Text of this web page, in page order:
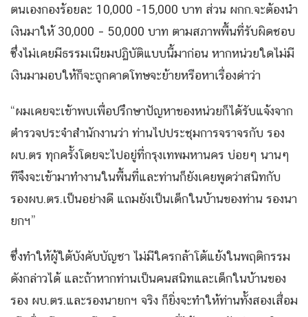
ตนเองกองร้อยละ 10,000 -15,000 บาท ส่วน ผกก.จะต้องนำ
เงินมาให้ 30,000 – 50,000 บาท ตามสภาพพื้นที่รับผิดชอบ
ซึ่งไม่เคยมีธรรมเนียมปฏิบัติแบบนี้มาก่อน หากหน่วยใดไม่มี
เงินมามอบให้ก็จะถูกคาดโทษจะย้ายหรือหาเรื่องด่าว่า
“ผมเคยจะเข้าพบเพื่อปรึกษาปัญหาของหน่วยก็ได้รับแจ้งจาก
ตำรวจประจำสำนักงานว่า ท่านไปประชุมการจราจรกับ รอง
ผบ.ตร ทุกครั้งโดยจะไปอยู่ที่กรุงเทพมหานคร บ่อยๆ นานๆ
ทีจึงจะเข้ามาทำงานในพื้นที่และท่านก็ยังเคยพูดว่าสนิทกับ
รองผบ.ตร.เป็นอย่างดี แถมยังเป็นเด็กในบ้านของท่าน รองนา
ยกฯ”
ซึ่งทำให้ผู้ใต้บังคับบัญชา ไม่มีใครกล้าโต้แย้งในพฤติกรรม
ดังกล่าวได้ และถ้าหากท่านเป็นคนสนิทและเด็กในบ้านของ
รอง ผบ.ตร.และรองนายกฯ จริง ก็ยิ่งจะทำให้ท่านทั้งสองเสื่อม